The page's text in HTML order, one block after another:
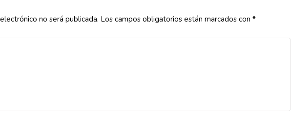
no será publicada. Los campos obligatorios están marcados con *